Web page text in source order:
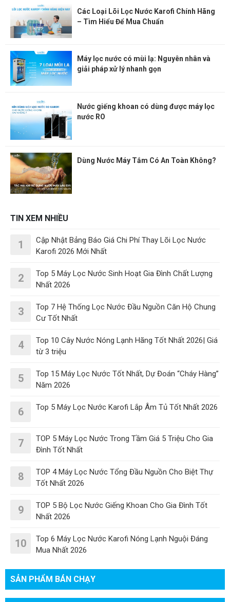
Các Loại Lõi Lọc Nước Karofi Chính Hãng
– Tìm Hiểu Để Mua Chuẩn
Máy lọc nước có mùi lạ: Nguyên nhân và
giải pháp xử lý nhanh gọn
Nước giếng khoan có dùng được máy lọc
nước RO
Dùng Nước Máy Tắm Có An Toàn Không?
TIN XEM NHIỀU
1
Cập Nhật Bảng Báo Giá Chi Phí Thay Lõi Lọc Nước
Karofi 2026 Mới Nhất
2
Top 5 Máy Lọc Nước Sinh Hoạt Gia Đình Chất Lượng
Nhất 2026
3
Top 7 Hệ Thống Lọc Nước Đầu Nguồn Căn Hộ Chung
Cư Tốt Nhất
4
Top 10 Cây Nước Nóng Lạnh Hãng Tốt Nhất 2026| Giá
từ 3 triệu
5
Top 15 Máy Lọc Nước Tốt Nhất, Dự Đoán “Cháy Hàng”
Năm 2026
6 Top 5 Máy Lọc Nước Karofi Lắp Âm Tủ Tốt Nhất 2026
7
TOP 5 Máy Lọc Nước Trong Tầm Giá 5 Triệu Cho Gia
Đình Tốt Nhất
8
TOP 4 Máy Lọc Nước Tổng Đầu Nguồn Cho Biệt Thự
Tốt Nhất 2026
9
TOP 5 Bộ Lọc Nước Giếng Khoan Cho Gia Đình Tốt
Nhất 2026
10
Top 6 Máy Lọc Nước Karofi Nóng Lạnh Nguội Đáng
Mua Nhất 2026
SẢN PHẨM BÁN CHẠY